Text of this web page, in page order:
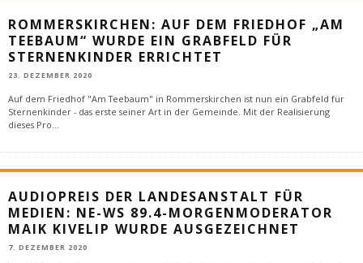
ROMMERSKIRCHEN: AUF DEM FRIEDHOF „AM
TEEBAUM“ WURDE EIN GRABFELD FÜR
STERNENKINDER ERRICHTET
23. DEZEMBER 2020
Auf dem Friedhof "Am Teebaum" in Rommerskirchen ist nun ein Grabfeld für
Sternenkinder - das erste seiner Art in der Gemeinde. Mit der Realisierung
dieses Pro
AUDIOPREIS DER LANDESANSTALT FÜR
MEDIEN: NE-WS 89.4-MORGENMODERATOR
MAIK KIVELIP WURDE AUSGEZEICHNET
7. DEZEMBER 2020